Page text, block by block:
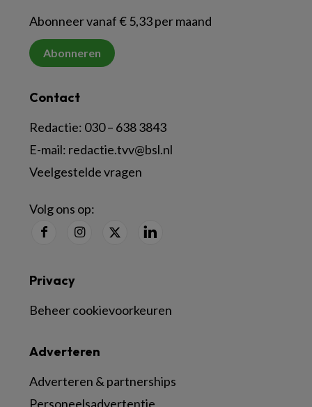
Abonneer vanaf € 5,33 per maand
Abonneren
Contact
Redactie: 030 – 638 3843
E-mail: redactie.tvv@bsl.nl
Veelgestelde vragen
Volg ons op:
Adverteren
Adverteren & partnerships
Personeelsadvertentie
Privacy
Beheer cookievoorkeuren